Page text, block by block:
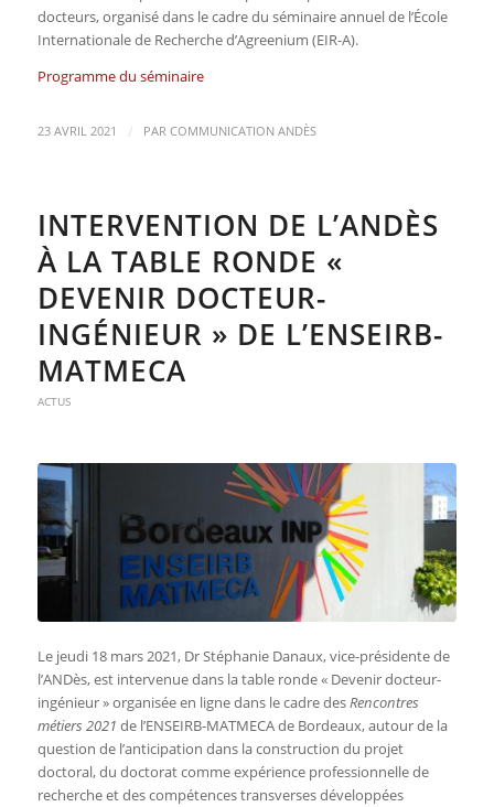
docteurs, organisé dans le cadre du séminaire annuel de l’École
Internationale de Recherche d’Agreenium (EIR-A).
Programme du séminaire
23 AVRIL 2021 / PAR COMMUNICATION ANDÈS
INTERVENTION DE L’ANDÈS
À LA TABLE RONDE «
DEVENIR DOCTEUR-
INGÉNIEUR » DE L’ENSEIRB-
MATMECA
ACTUS
Le jeudi 18 mars 2021, Dr Stéphanie Danaux, vice-présidente de
l’ANDès, est intervenue dans la table ronde « Devenir docteur-
ingénieur » organisée en ligne dans le cadre desRencontres
métiers 2021 de l’ENSEIRB-MATMECA de Bordeaux, autour de la
question de l’anticipation dans la construction du projet
doctoral, du doctorat comme expérience professionnelle de
recherche et des compétences transverses développées